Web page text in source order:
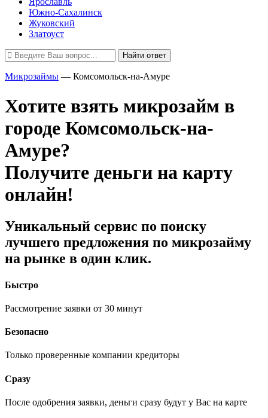
Южно-Сахалинск
Жуковский
Златоуст
Найти ответ
Микрозаймы — Комсомольск-на-Амуре
Хотите взять микрозайм в
городе Комсомольск-на-
Амуре?
Получите деньги на карту
онлайн!
Уникальный сервис по поиску
лучшего предложения по микрозайму
на рынке в один клик.
Быстро
Рассмотрение заявки от 30 минут
Безопасно
Только проверенные компании кредиторы
Сразу
После одобрения заявки, деньги сразу будут у Вас на карте